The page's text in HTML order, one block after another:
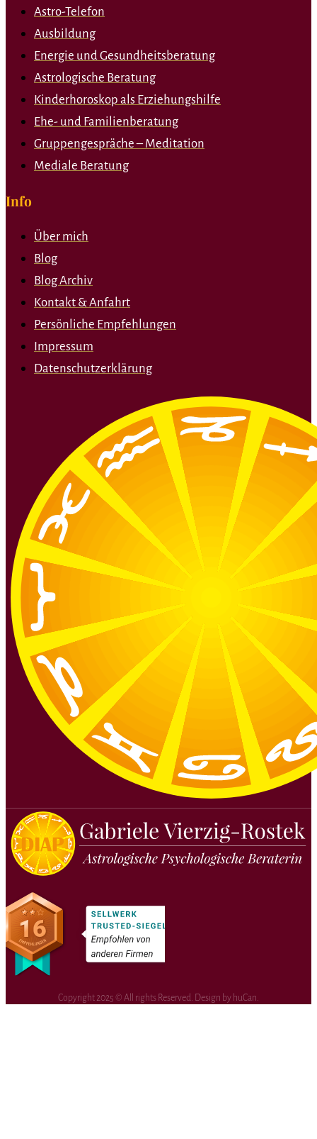
Astro-Telefon
Ausbildung
Energie und Gesundheitsberatung
Astrologische Beratung
Kinderhoroskop als Erziehungshilfe
Ehe- und Familienberatung
Gruppengespräche – Meditation
Mediale Beratung
Info
Über mich
Blog
Blog Archiv
Kontakt & Anfahrt
Persönliche Empfehlungen
Impressum
Datenschutzerklärung
Copyright 2025 © All rights Reserved. Design by huCan.